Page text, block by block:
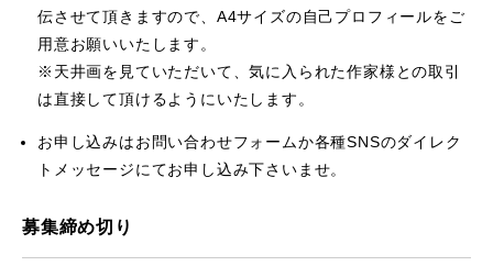
伝させて頂きますので、A4サイズの自己プロフィールをご
用意お願いいたします。
※天井画を見ていただいて、気に入られた作家様との取引
は直接して頂けるようにいたします。
お申し込みはお問い合わせフォームか各種SNSのダイレク
トメッセージにてお申し込み下さいませ。
募集締め切り